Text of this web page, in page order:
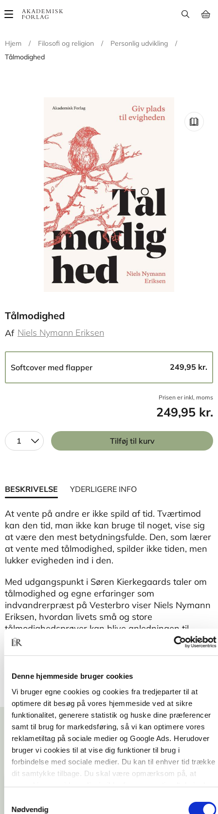
Denne hjemmeside bruger cookies
Vi bruger egne cookies og cookies fra tredjeparter til at
optimere dit besøg på vores hjemmeside ved at sikre
funktionalitet, generere statistik og huske dine præferencer
samt til brug for markedsføring, så vi kan optimere vores
reklametiltag på sociale medier og Google Ads. Herudover
bruger vi cookies til at vise dig funktioner til brug i
forbindelse med sociale medier. Du kan til enhver tid trække
dit samtykke tilbage. Du skal være opmærksom på, at
vores hjemmeside muligvis ikke fungerer optimalt, hvis du
Nødvendig
Main
Hjem
/ Filosofi og religion / Personlig udvikling
/
Tålmodighed
Tålmodighed
Af Niels Nymann Eriksen
Softcover med flapper 249,95 kr.
Prisen er inkl, moms
249,95 kr.
1 Tilføj til kurv
BESKRIVELSE YDERLIGERE INFO
At vente på andre er ikke spild af tid. Tværtimod
kan den tid, man ikke kan bruge til noget, vise sig
at være den mest betydningsfulde. Den, som lærer
at vente med tålmodighed, spilder ikke tiden, men
lukker evigheden ind i den.
Med udgangspunkt i Søren Kierkegaards taler om
tålmodighed og egne erfaringer som
indvandrerpræst på Vesterbro viser Niels Nymann
Eriksen, hvordan livets små og store
tålmodighedsprøver kan blive anledningen til
fordybelse og fornyelse.